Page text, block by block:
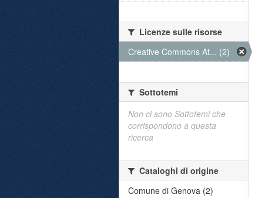
Licenze sulle risorse
Creative Commons At... (2)
Sottotemi
Non ci sono Sottotemi che
corrispondono a questa
ricerca
Cataloghi di origine
Comune di Genova (2)